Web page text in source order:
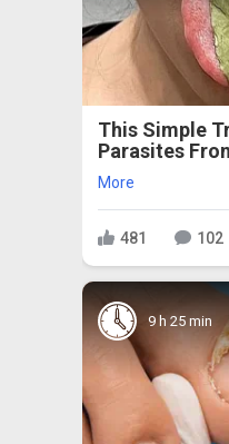
This Simple
Parasites
More
481 102
9 h 25 min